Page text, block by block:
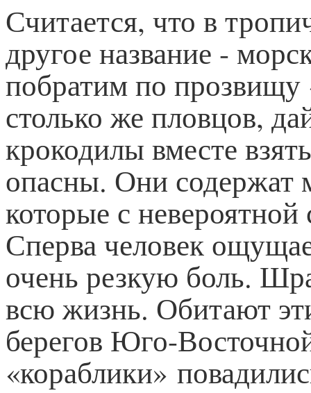
Считается, что в
другое название -
побратим по прозвищу
столько же пловцов,
крокодилы вместе
опасны. Они содержат
которые с
Сперва человек
очень резкую боль.
всю жизнь. Обитают
берегов Юго-
«кораблики»